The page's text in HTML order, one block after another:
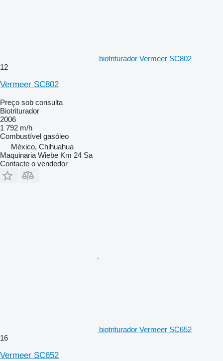
biotriturador Vermeer SC802
12
Vermeer SC802
Preço sob consulta
Biotriturador
2006
1 792 m/h
Combustível gasóleo
México, Chihuahua
Maquinaria Wiebe Km 24 Sa
Contacte o vendedor
biotriturador Vermeer SC652
16
Vermeer SC652